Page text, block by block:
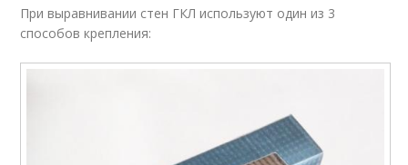
При выравнивании стен ГКЛ используют один из 3
способов крепления: